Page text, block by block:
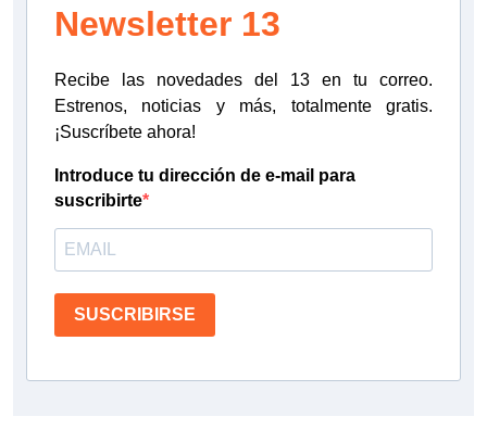
Newsletter 13
Recibe las novedades del 13 en tu correo.
Estrenos, noticias y más, totalmente gratis.
¡Suscríbete ahora!
Introduce tu dirección de e-mail para
suscribirte
SUSCRIBIRSE